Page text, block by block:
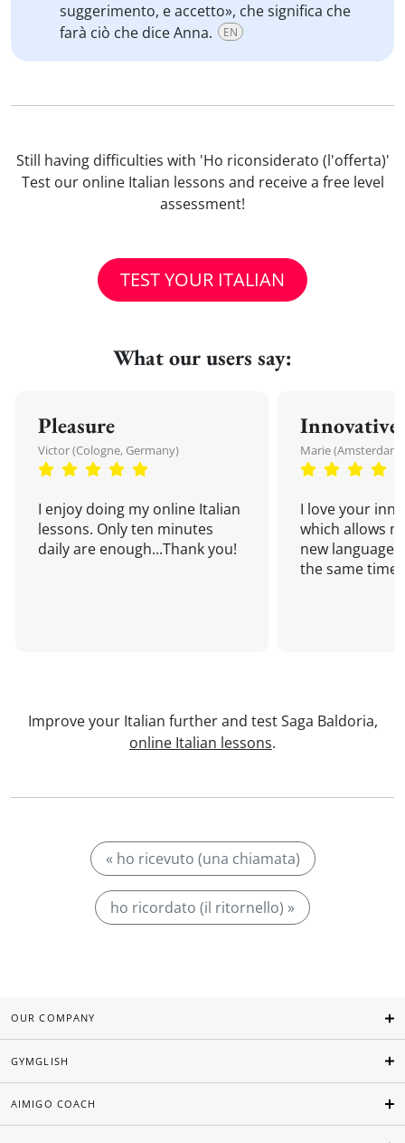
suggerimento, e accetto», che significa che
farà ciò che dice Anna.
EN
Still having difficulties with 'Ho riconsiderato (l'offerta)'
Test our online Italian lessons and receive a free level
assessment!
TEST YOUR ITALIAN
What our users say:
Pleasure
Victor (Cologne, Germany)
I enjoy doing my online Italian
lessons. Only ten minutes
daily are enough...Thank you!
Innovative
Marie
I love your
which allows
new language
the same time!
Improve your Italian further and test Saga Baldoria,
online Italian lessons.
« ho ricevuto (una chiamata)
ho ricordato (il ritornello) »
OUR COMPANY
GYMGLISH
AIMIGO COACH